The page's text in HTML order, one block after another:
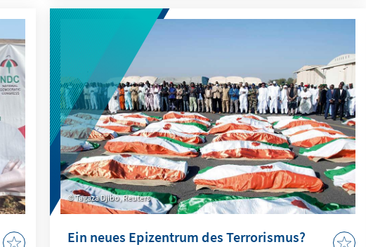
eindeutig verloren, sondern ist auch bei den
Parlamentswahlen drastisch hinter dem National
Democratic Congress (NDC) zurückgeblieben. Viele
Wahlkreise, welche die NPP 2020 noch eindeutig
für sich entscheiden konnten, gingen in diesem
Jahr an den NDC.
Tagaza Djibo, Reuters
Ein neues Epizentrum des Terrorismus?